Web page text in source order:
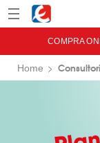
Menú Eroski
COMPRA
Home